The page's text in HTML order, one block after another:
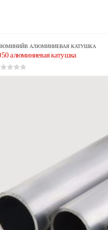
В АЛЮМИНИЕВАЯ КАТУШКА
алюминиевая катушка
5